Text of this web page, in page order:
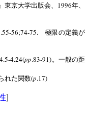
東京大学出版会、 1996年、
.55-56;74-75.極限の定義が
4.5-4.24(pp.83-91)。一般の距
れた関数(p.17)
]